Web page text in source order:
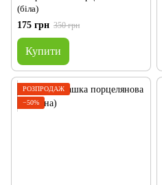
(біла)
175 грн 350 грн
Купити
РОЗПРОДАЖ
−50%